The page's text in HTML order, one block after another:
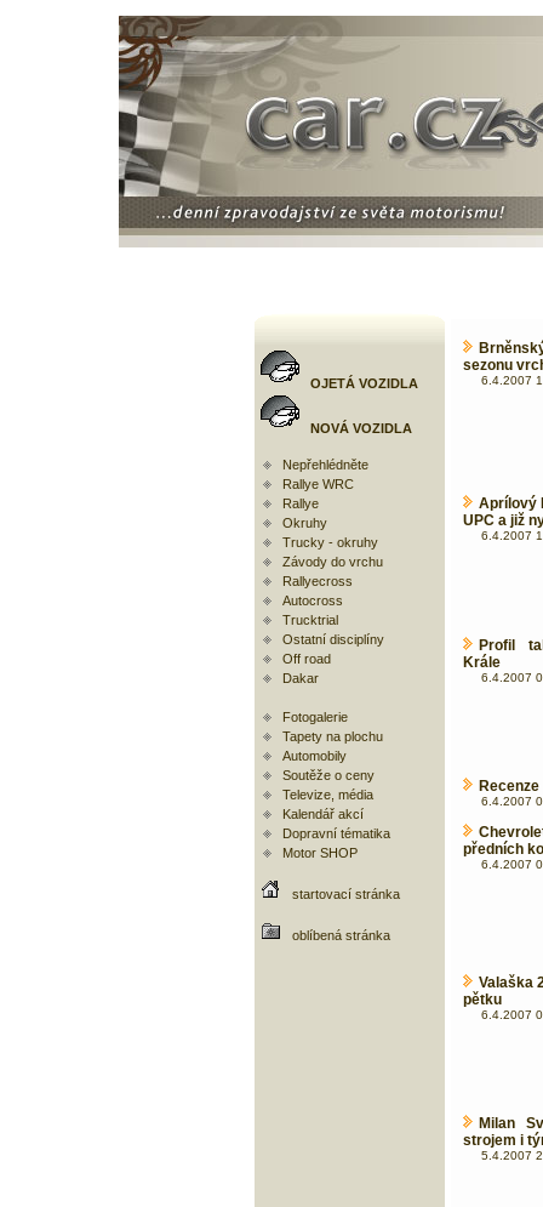
OJETÁ VOZIDLA
NOVÁ VOZIDLA
Nepřehlédněte
Rallye WRC
Rallye
Okruhy
Trucky - okruhy
Závody do vrchu
Rallyecross
Autocross
Trucktrial
Ostatní disciplíny
Off road
Dakar
Fotogalerie
Tapety na plochu
Automobily
Soutěže o ceny
Televize, média
Kalendář akcí
Dopravní tématika
Motor SHOP
startovací stránka
oblíbená stránka
sezonu
6.4.2007
Aprílový
UPC a již
6.4.2007
Profil
Krále
6.4.2007
6.4.2007
předních
6.4.2007
Valaška
pětku
6.4.2007
Milan
strojem i
5.4.2007